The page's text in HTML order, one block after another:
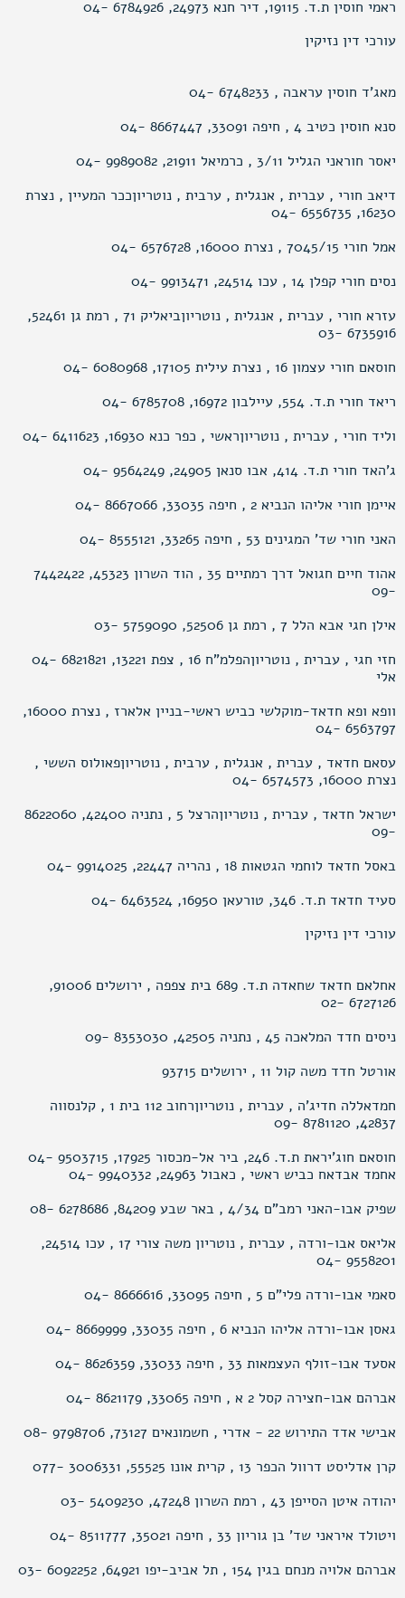
ראמי חוסין ת.ד. 19115, דיר חנא 24973, 6784926 -04
עורכי דין נזיקין
מאג’ד חוסין עראבה , 6748233 -04
סנא חוסין כטיב 4 , חיפה 33091, 8667447 -04
יאסר חוראני הגליל 3/11 , כרמיאל 21911, 9989082 -04
דיאב חורי , עברית , אנגלית , ערבית , נוטריוןככר המעיין , נצרת
16230, 6556735 -04
אמל חורי 7045/15 , נצרת 16000, 6576728 -04
נסים חורי קפלן 14 , עכו 24514, 9913471 -04
עזרא חורי , עברית , אנגלית , נוטריוןביאליק 71 , רמת גן 52461,
6735916 -03
חוסאם חורי עצמון 16 , נצרת עילית 17105, 6080968 -04
ריאד חורי ת.ד. 554, עיילבון 16972, 6785708 -04
וליד חורי , עברית , נוטריוןראשי , כפר כנא 16930, 6411623 -04
ג’האד חורי ת.ד. 414, אבו סנאן 24905, 9564249 -04
איימן חורי אליהו הנביא 2 , חיפה 33035, 8667066 -04
האני חורי שד’ המגינים 53 , חיפה 33265, 8555121 -04
אהוד חיים חגואל דרך רמתיים 35 , הוד השרון 45323, 7442422
-09
אילן חגי אבא הלל 7 , רמת גן 52506, 5759090 -03
חזי חגי , עברית , נוטריוןהפלמ"ח 16 , צפת 13221, 6821821 -04
אלי
וופא ופא חדאד-מוקלשי כביש ראשי-בניין אלארז , נצרת 16000,
6563797 -04
עסאם חדאד , עברית , אנגלית , ערבית , נוטריוןפאולוס הששי ,
נצרת 16000, 6574573 -04
ישראל חדאד , עברית , נוטריוןהרצל 5 , נתניה 42400, 8622060
-09
באסל חדאד לוחמי הגטאות 18 , נהריה 22447, 9914025 -04
סעיד חדאד ת.ד. 346, טורעאן 16950, 6463524 -04
עורכי דין נזיקין
אחלאם חדאד שחאדה ת.ד. 689 בית צפפה , ירושלים 91006,
6727126 -02
ניסים חדד המלאכה 45 , נתניה 42505, 8353030 -09
אורטל חדד משה קול 11 , ירושלים 93715
חמדאללה חדיג’ה , עברית , נוטריוןרחוב 112 בית 1 , קלנסווה
42837, 8781120 -09
חוסאם חוג’יראת ת.ד. 246, ביר אל-מכסור 17925, 9503715 -04
אחמד אבדאח כביש ראשי , כאבול 24963, 9940332 -04
שפיק אבו-האני רמב"ם 4/34 , באר שבע 84209, 6278686 -08
אליאס אבו-ורדה , עברית , נוטריון משה צורי 17 , עכו 24514,
9558201 -04
סאמי אבו-ורדה פלי"ם 5 , חיפה 33095, 8666616 -04
גאסן אבו-ורדה אליהו הנביא 6 , חיפה 33035, 8669999 -04
אסעד אבו-זולף העצמאות 33 , חיפה 33033, 8626359 -04
אברהם אבו-חצירה קסל 2 א , חיפה 33065, 8621179 -04
אבישי אדד התירוש 22 - אדרי , חשמונאים 73127, 9798706 -08
קרן אדליסט דרוול הכפר 13 , קרית אונו 55525, 3006331 -077
יהודה איטן הסייפן 43 , רמת השרון 47248, 5409230 -03
ויטולד איראני שד’ בן גוריון 33 , חיפה 35021, 8511777 -04
אברהם אלויה מנחם בגין 154 , תל אביב-יפו 64921, 6092252 -03